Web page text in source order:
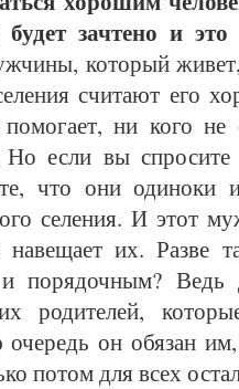
зачтено и это
который
считают его
ни кого не
если вы
что они
селения. И этот
их. Разве
порядочным? Ведь
родителей,
он обязан
потом для всех